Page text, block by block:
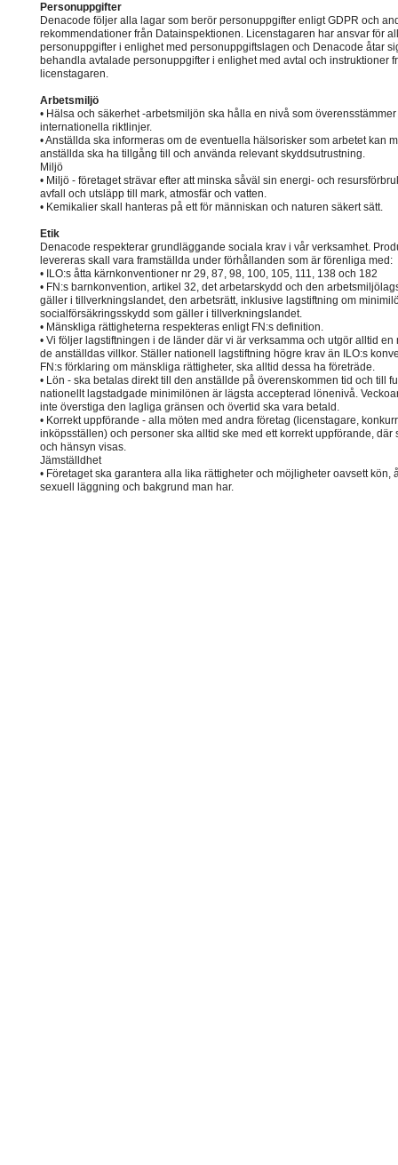
Personuppgifter
Denacode följer alla lagar som berör personuppgifter enligt GDPR och
rekommendationer från Datainspektionen. Licenstagaren har ansvar för
personuppgifter i enlighet med personuppgiftslagen och Denacode åtar
behandla avtalade personuppgifter i enlighet med avtal och instruktioner
licenstagaren.
Arbetsmiljö
• Hälsa och säkerhet -arbetsmiljön ska hålla en nivå som
internationella riktlinjer.
• Anställda ska informeras om de eventuella hälsorisker som arbetet kan
anställda ska ha tillgång till och använda relevant skyddsutrustning.
Miljö
• Miljö - företaget strävar efter att minska såväl sin energi- och
avfall och utsläpp till mark, atmosfär och vatten.
• Kemikalier skall hanteras på ett för människan och naturen säkert sätt.
Etik
Denacode respekterar grundläggande sociala krav i vår verksamhet.
levereras skall vara framställda under förhållanden som är förenliga med:
• ILO:s åtta kärnkonventioner nr 29, 87, 98, 100, 105, 111, 138 och 182
• FN:s barnkonvention, artikel 32, det arbetarskydd och den
gäller i tillverkningslandet, den arbetsrätt, inklusive lagstiftning om
socialförsäkringsskydd som gäller i tillverkningslandet.
• Mänskliga rättigheterna respekteras enligt FN:s definition.
• Vi följer lagstiftningen i de länder där vi är verksamma och utgör alltid en
de anställdas villkor. Ställer nationell lagstiftning högre krav än ILO:s
FN:s förklaring om mänskliga rättigheter, ska alltid dessa ha företräde.
• Lön - ska betalas direkt till den anställde på överenskommen tid och till
nationellt lagstadgade minimilönen är lägsta accepterad lönenivå.
inte överstiga den lagliga gränsen och övertid ska vara betald.
• Korrekt uppförande - alla möten med andra företag (licenstagare,
inköpsställen) och personer ska alltid ske med ett korrekt uppförande, där
och hänsyn visas.
Jämställdhet
• Företaget ska garantera alla lika rättigheter och möjligheter oavsett kön,
sexuell läggning och bakgrund man har.